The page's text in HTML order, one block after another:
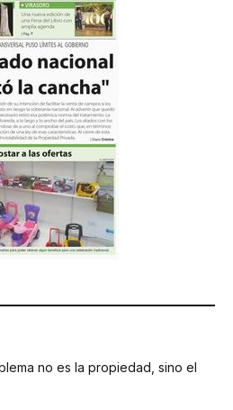
no es la propiedad, sino el